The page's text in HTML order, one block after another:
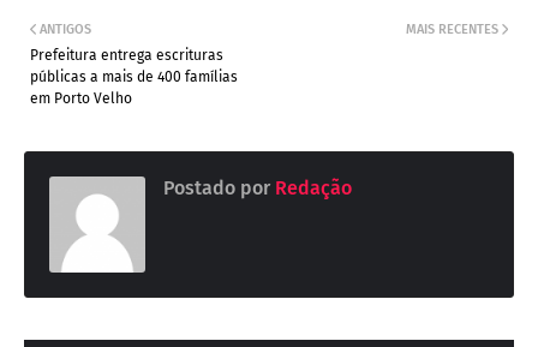
MAIS RECENTES
ANTIGOS
Prefeitura entrega escrituras
públicas a mais de 400 famílias
em Porto Velho
Postado por Redação